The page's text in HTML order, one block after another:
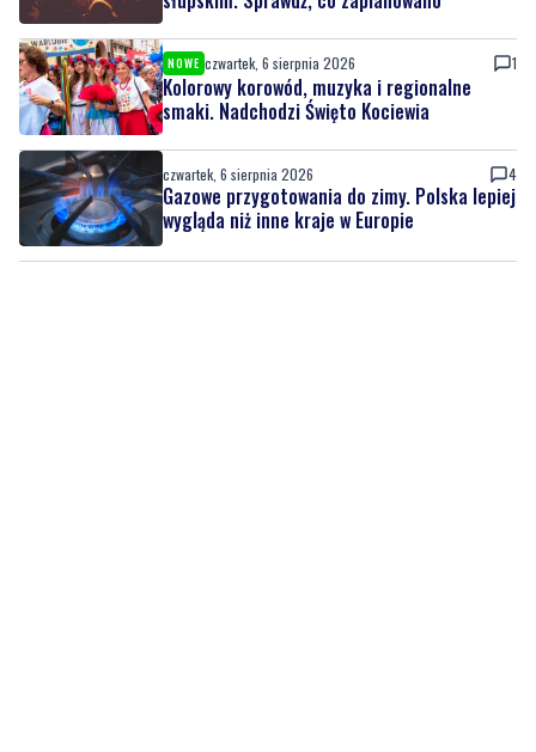
NOWE czwartek, 6 sierpnia 2026 1
Kolorowy korowód, muzyka i regionalne
smaki. Nadchodzi Święto Kociewia
czwartek, 6 sierpnia 2026 4
Gazowe przygotowania do zimy. Polska lepiej
wygląda niż inne kraje w Europie